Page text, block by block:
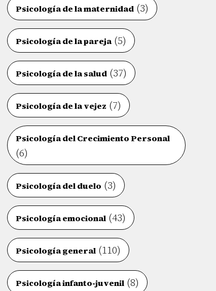
Psicología de la maternidad (3)
Psicología de la pareja(5)
Psicología de la salud (37)
Psicología de la vejez (7)
Psicología del Crecimiento Personal
(6)
Psicología del duelo (3)
Psicología emocional (43)
Psicología general (110)
Psicología infanto-juvenil (8)